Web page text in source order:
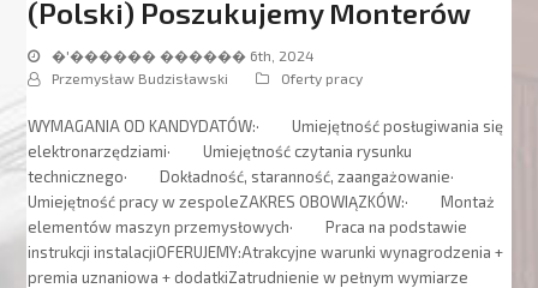
(Polski) Poszukujemy Monterów
�'������ ������ 6th, 2024
Przemysław Budzisławski
Oferty pracy
WYMAGANIA OD KANDYDATÓW:· Umiejętność posługiwania się
elektronarzędziami· Umiejętność czytania rysunku
technicznego· Dokładność, staranność, zaangażowanie·
Umiejętność pracy w zespoleZAKRES OBOWIĄZKÓW:· Montaż
elementów maszyn przemysłowych· Praca na podstawie
instrukcji instalacjiOFERUJEMY:Atrakcyjne warunki wynagrodzenia +
premia uznaniowa + dodatkiZatrudnienie w pełnym wymiarze